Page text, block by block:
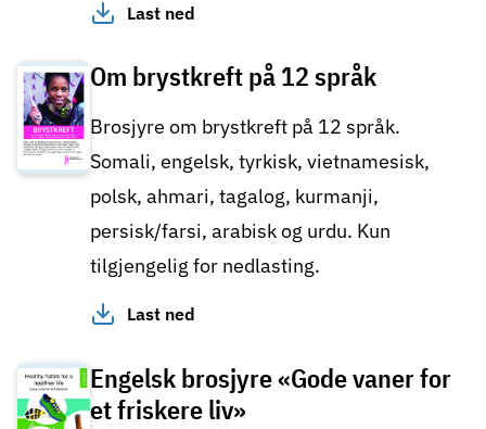
Last ned
Om brystkreft på 12 språk
Brosjyre om brystkreft på 12 språk.
Somali, engelsk, tyrkisk, vietnamesisk,
polsk, ahmari, tagalog, kurmanji,
persisk/farsi, arabisk og urdu. Kun
tilgjengelig for nedlasting.
Last ned
Engelsk brosjyre «Gode vaner for
et friskere liv»